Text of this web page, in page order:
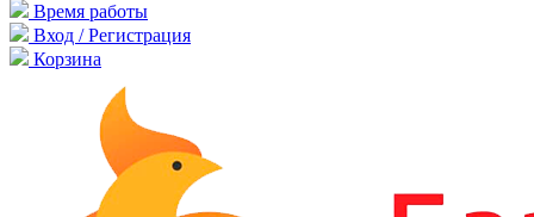
Время работы
Вход / Регистрация
Корзина